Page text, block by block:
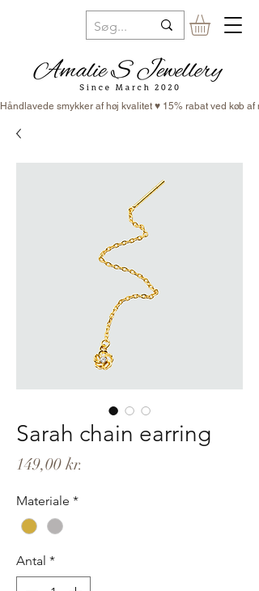
Håndlavede smykker af høj kvalitet ♥ 15% rabat ved køb
Sarah chain earring
149,00 kr.
Materiale *
Antal *